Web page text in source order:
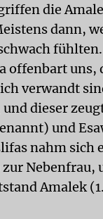
die
dann,
offenbart uns,
verwandt
dieser
und
nahm sich
Nebenfrau,
Amalek